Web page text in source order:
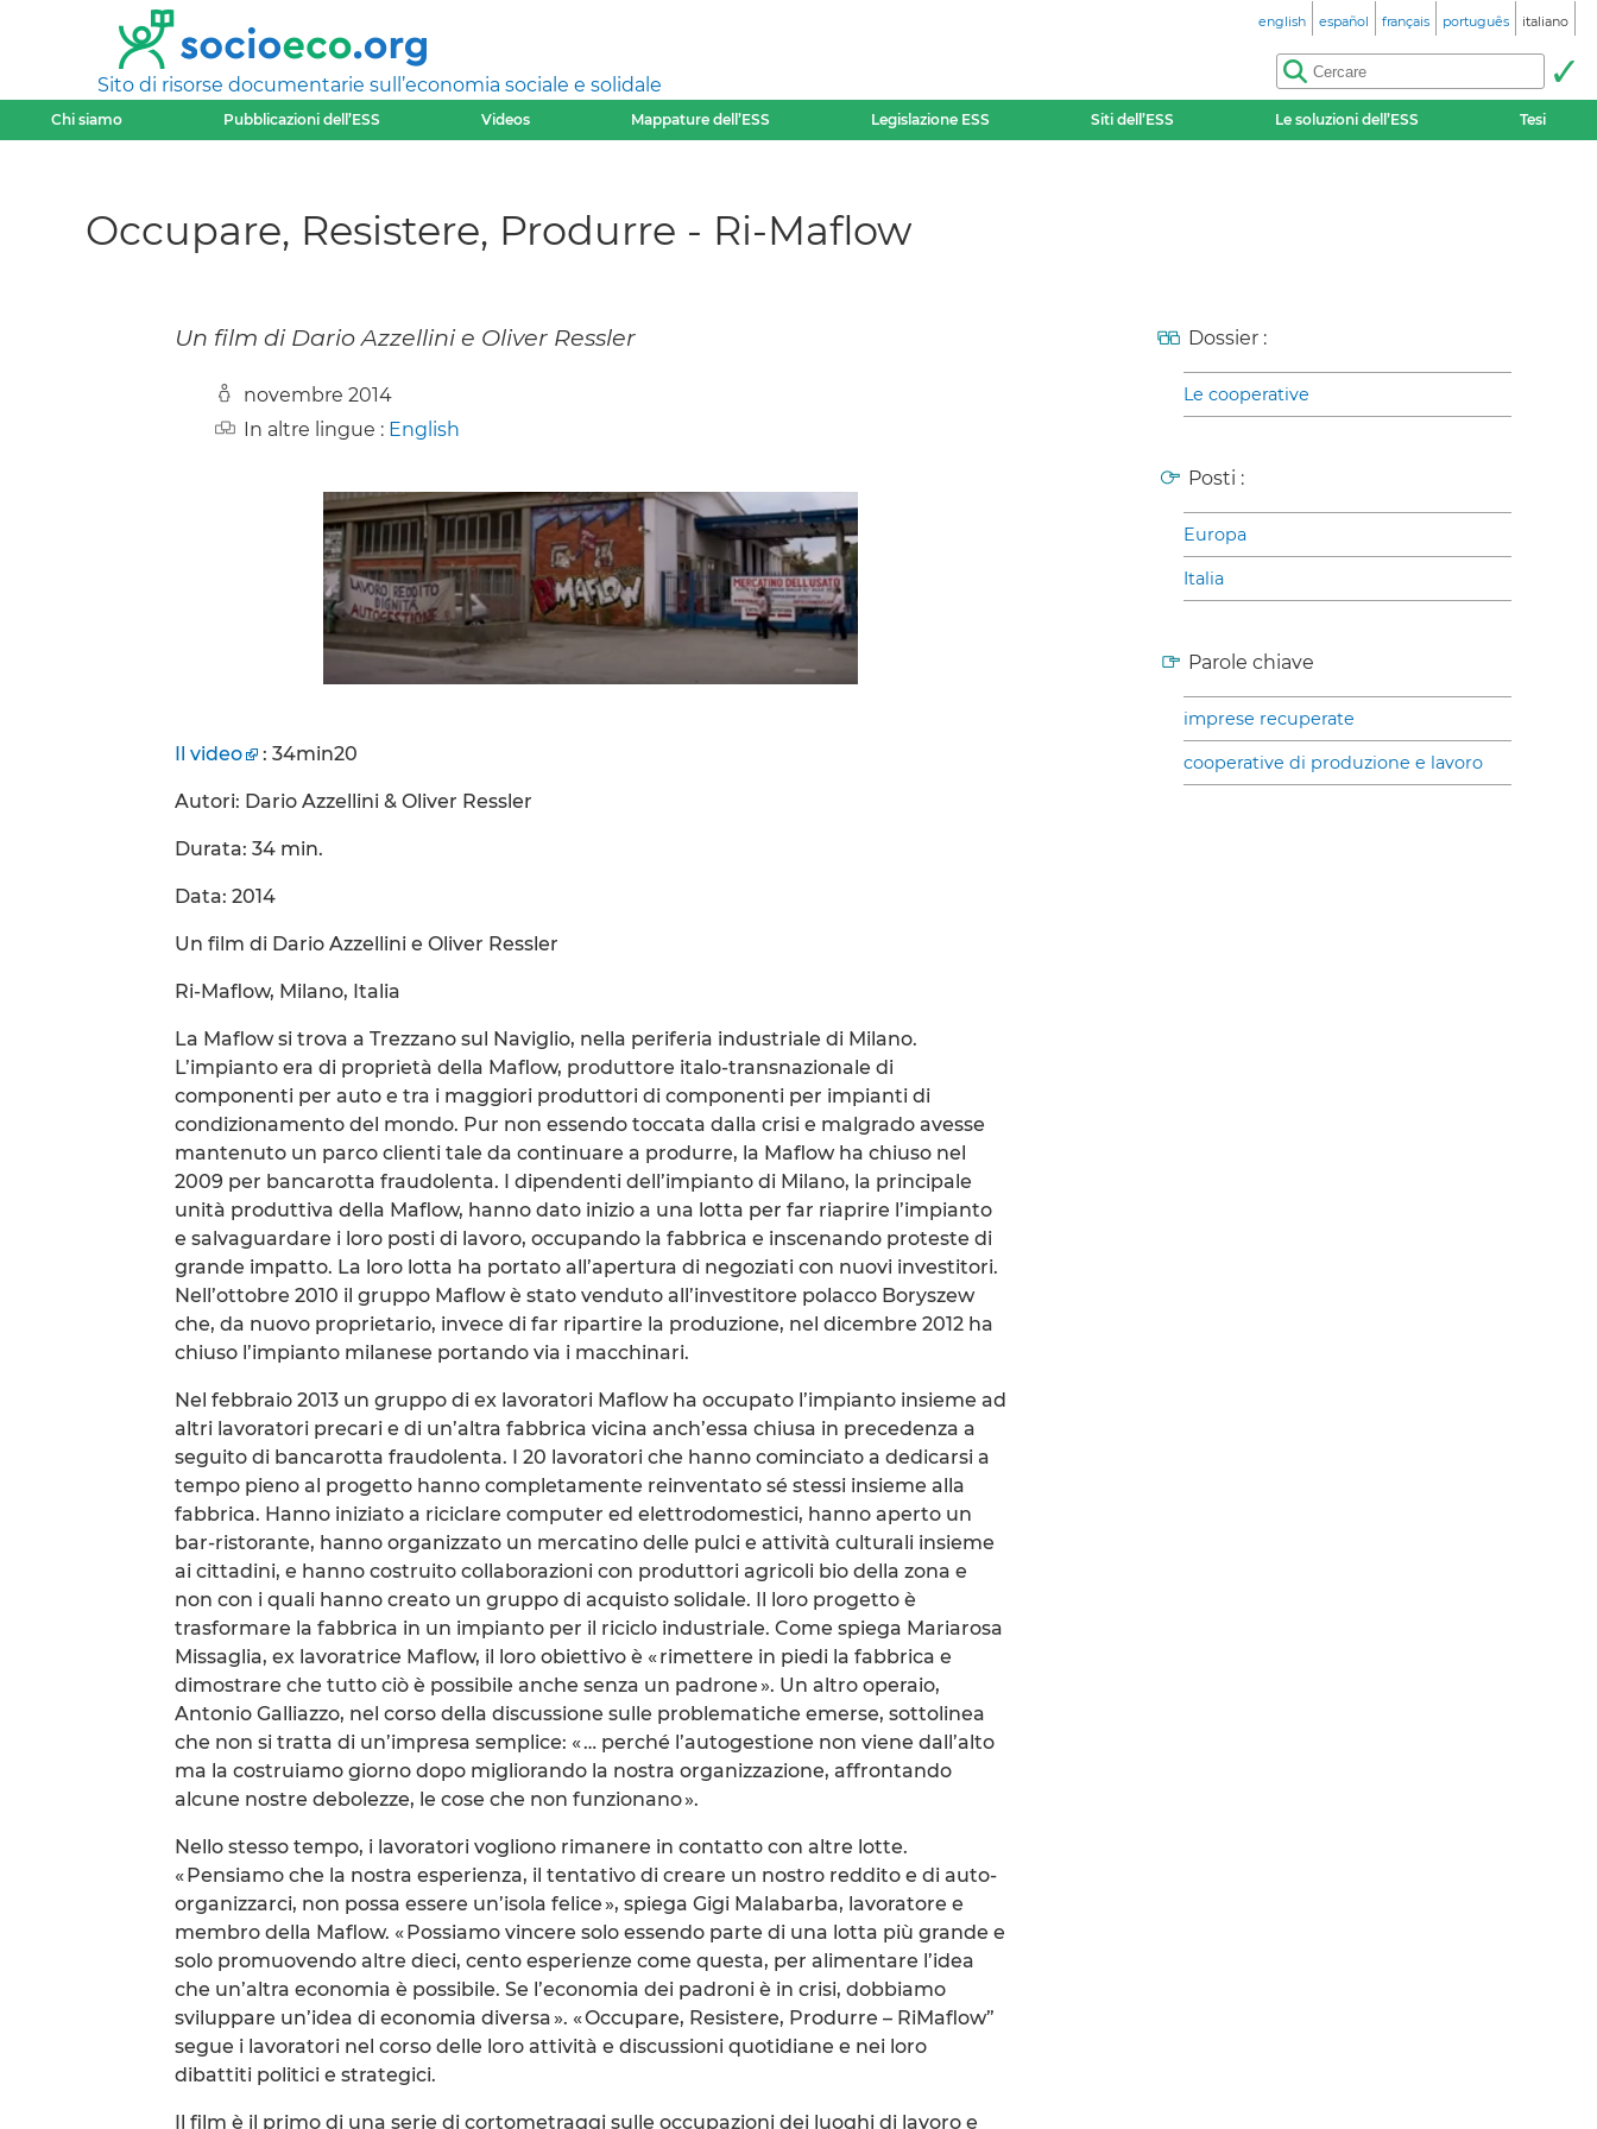
Sito di risorse documentarie sull’economia sociale e solidale
english español français português italiano
Chi siamo Pubblicazioni dell’ESS Videos Mappature dell’ESS Legislazione ESS Siti dell’ESS Le soluzioni dell’ESS Tesi
Occupare, Resistere, Produrre - Ri-Maflow
Un film di Dario Azzellini e Oliver Ressler
novembre 2014
In altre lingue : English
Il video : 34min20
Autori: Dario Azzellini & Oliver Ressler
Durata: 34 min.
Data: 2014
Un film di Dario Azzellini e Oliver Ressler
Ri-Maflow, Milano, Italia
La Maflow si trova a Trezzano sul Naviglio, nella periferia industriale di Milano.
L’impianto era di proprietà della Maflow, produttore italo-transnazionale di
componenti per auto e tra i maggiori produttori di componenti per impianti di
condizionamento del mondo. Pur non essendo toccata dalla crisi e malgrado avesse
mantenuto un parco clienti tale da continuare a produrre, la Maflow ha chiuso nel
2009 per bancarotta fraudolenta. I dipendenti dell’impianto di Milano, la principale
unità produttiva della Maflow, hanno dato inizio a una lotta per far riaprire l’impianto
e salvaguardare i loro posti di lavoro, occupando la fabbrica e inscenando proteste di
grande impatto. La loro lotta ha portato all’apertura di negoziati con nuovi investitori.
Nell’ottobre 2010 il gruppo Maflow è stato venduto all’investitore polacco Boryszew
che, da nuovo proprietario, invece di far ripartire la produzione, nel dicembre 2012 ha
chiuso l’impianto milanese portando via i macchinari.
Nel febbraio 2013 un gruppo di ex lavoratori Maflow ha occupato l’impianto insieme ad
altri lavoratori precari e di un’altra fabbrica vicina anch’essa chiusa in precedenza a
seguito di bancarotta fraudolenta. I 20 lavoratori che hanno cominciato a dedicarsi a
tempo pieno al progetto hanno completamente reinventato sé stessi insieme alla
fabbrica. Hanno iniziato a riciclare computer ed elettrodomestici, hanno aperto un
bar-ristorante, hanno organizzato un mercatino delle pulci e attività culturali insieme
ai cittadini, e hanno costruito collaborazioni con produttori agricoli bio della zona e
non con i quali hanno creato un gruppo di acquisto solidale. Il loro progetto è
trasformare la fabbrica in un impianto per il riciclo industriale. Come spiega Mariarosa
Missaglia, ex lavoratrice Maflow, il loro obiettivo è « rimettere in piedi la fabbrica e
dimostrare che tutto ciò è possibile anche senza un padrone ». Un altro operaio,
Antonio Galliazzo, nel corso della discussione sulle problematiche emerse, sottolinea
che non si tratta di un’impresa semplice: « … perché l’autogestione non viene dall’alto
ma la costruiamo giorno dopo migliorando la nostra organizzazione, affrontando
alcune nostre debolezze, le cose che non funzionano ».
Nello stesso tempo, i lavoratori vogliono rimanere in contatto con altre lotte.
« Pensiamo che la nostra esperienza, il tentativo di creare un nostro reddito e di auto-
organizzarci, non possa essere un’isola felice », spiega Gigi Malabarba, lavoratore e
membro della Maflow. « Possiamo vincere solo essendo parte di una lotta più grande e
solo promuovendo altre dieci, cento esperienze come questa, per alimentare l’idea
che un’altra economia è possibile. Se l’economia dei padroni è in crisi, dobbiamo
sviluppare un’idea di economia diversa ». « Occupare, Resistere, Produrre – RiMaflow”
segue i lavoratori nel corso delle loro attività e discussioni quotidiane e nei loro
dibattiti politici e strategici.
Il film è il primo di una serie di cortometraggi sulle occupazioni dei luoghi di lavoro e
Dossier :
Le cooperative
Posti :
Europa
Italia
Parole chiave
imprese recuperate
cooperative di produzione e lavoro